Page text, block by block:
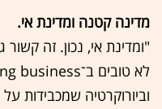
מדינה קטנה ומדינת אי.
"ומדינת אי, נכון. זה
וביורוקרטיה שמכבידות